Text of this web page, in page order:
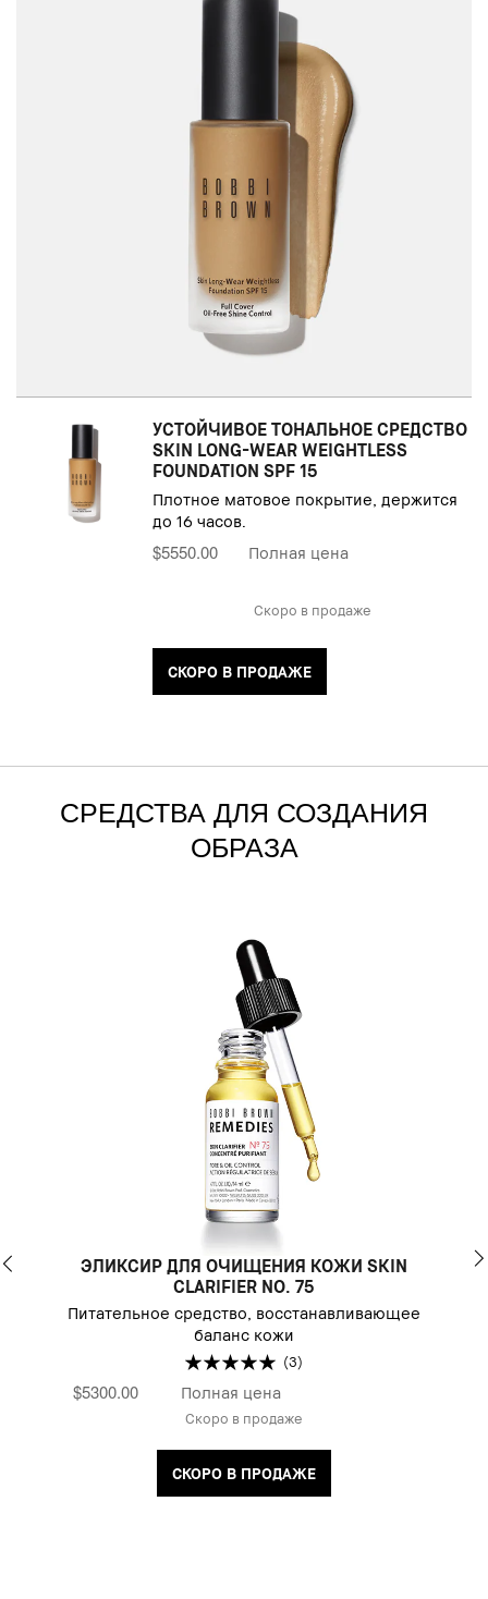
УСТОЙЧИВОЕ ТОНАЛЬНОЕ СРЕДСТВО
SKIN LONG-WEAR WEIGHTLESS
FOUNDATION SPF 15
Плотное матовое покрытие, держится
до 16 часов.
$5550.00 Полная цена
Скоро в продаже
СКОРО В ПРОДАЖЕ
СРЕДСТВА ДЛЯ СОЗДАНИЯ
ОБРАЗА
ЭЛИКСИР ДЛЯ ОЧИЩЕНИЯ КОЖИ SKIN
CLARIFIER NO. 75
Питательное средство, восстанавливающее
баланс кожи
(3)
$5300.00 Полная цена
Скоро в продаже
СКОРО В ПРОДАЖЕ